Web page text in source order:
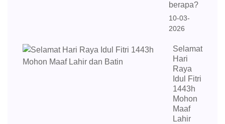
berapa?
10-03-
2026
Selamat
Hari
Raya
Idul Fitri
1443h
Mohon
Maaf
Lahir